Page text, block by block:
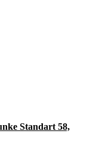
Standart 58,